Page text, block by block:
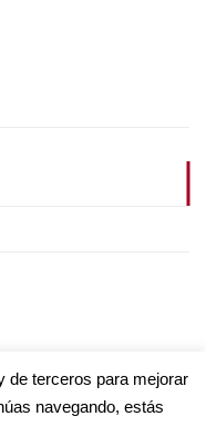
de terceros para mejorar
navegando, estás